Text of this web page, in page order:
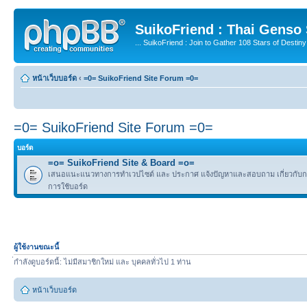
SuikoFriend : Thai Genso
... SuikoFriend : Join to Gather 108 Stars of
หน้าเว็บบอร์ด ‹ =0= SuikoFriend Site Forum =0=
=0= SuikoFriend Site Forum =0=
บอร์ด
=o= SuikoFriend Site & Board =o=
เสนอแนะแนวทางการทำเวปไซต์ และ ประกาศ แจ้งปัญหาและสอบถาม เกี่ยวกับ
การใช้บอร์ด
ผู้ใช้งานขณะนี้
่กำลังดูบอร์ดนี้: ไม่มีสมาชิกใหม่ และ บุคคลทั่วไป 1 ท่าน
หน้าเว็บบอร์ด